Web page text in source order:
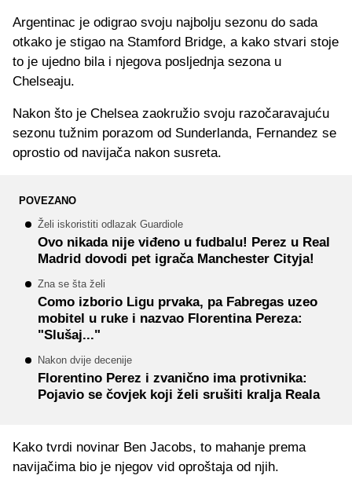
Argentinac je odigrao svoju najbolju sezonu do sada
otkako je stigao na Stamford Bridge, a kako stvari stoje
to je ujedno bila i njegova posljednja sezona u
Chelseaju.
Nakon što je Chelsea zaokružio svoju razočaravajuću
sezonu tužnim porazom od Sunderlanda, Fernandez se
oprostio od navijača nakon susreta.
POVEZANO
Želi iskoristiti odlazak Guardiole
Ovo nikada nije viđeno u fudbalu! Perez u Real
Madrid dovodi pet igrača Manchester Cityja!
Zna se šta želi
Como izborio Ligu prvaka, pa Fabregas uzeo
mobitel u ruke i nazvao Florentina Pereza:
"Slušaj..."
Nakon dvije decenije
Florentino Perez i zvanično ima protivnika:
Pojavio se čovjek koji želi srušiti kralja Reala
Kako tvrdi novinar Ben Jacobs, to mahanje prema
navijačima bio je njegov vid oproštaja od njih.